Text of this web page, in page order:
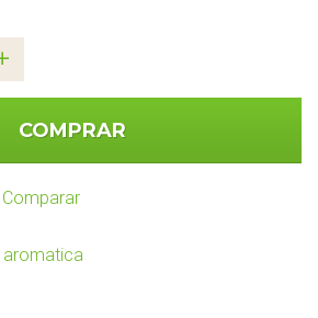
COMPRAR
Comparar
aromatica